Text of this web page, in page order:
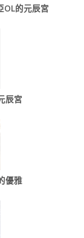
OL的元辰宮
辰宮
優雅